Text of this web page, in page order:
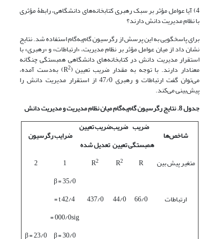
4) آیا عوامل مؤثر بر سبک رهبری کتابخانه‌های دانشگاهی، رابطۀ مؤثری
با نظام مدیریت دانش دارند؟
برای پاسخگویی به این پرسش از رگرسیون گام‌به‌گام استفاده شد. نتایج
نشان داد از میان عوامل مؤثر بر نظام مدیریت، «ارتباطات» و «رهبری» با
استقرار مدیریت دانش در کتابخانه‌های دانشگاهی همبستگی چنگانه
معنادار دارند. با توجه به مقدار ضریب تعیین (R2 ) به‌دست آمده،
می‌توان گفت ارتباطات و رهبری 47/0 از استقرار مدیریت دانش را
پیش‌‌بینی می‌کند.
جدول 8. نتایج رگرسیون گام‌به‌گام میان نظام مدیریت و مدیریت دانش
شاخص‌ها
ضریب
همبستگی
ضریب
تعیین
ضریب تعیین
تعدیل شده
ضرایب رگرسیون
متغیر پیش بین R
R2
R2
1
2
ارتباطات 66/0
44/0
437/0
35/0 = β
42/4 t =
000/0sig =
30/0 = β
23/0 = β